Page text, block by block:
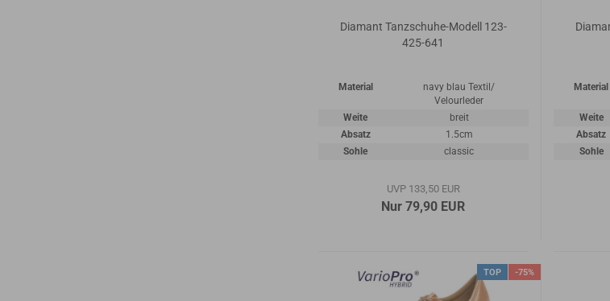
Diamant Tanzschuhe-Modell 123-
425-641
Material
navy blau Textil/
Velourleder
Weite
breit
Absatz
1.5cm
Sohle
classic
UVP 133,50 EUR
Nur 79,90 EUR
Material
Weite
Absatz
Sohle
TOP -75%